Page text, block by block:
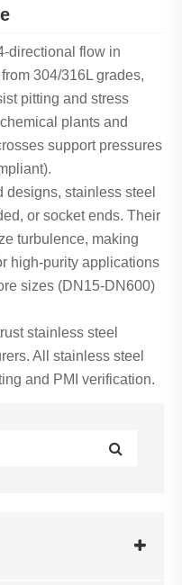
directional flow in
304/316L grades,
pitting and stress
plants and
support pressures
stainless steel
or socket ends. Their
turbulence, making
high-purity applications
sizes (DN15-DN600)
stainless steel
All stainless steel
and PMI verification.